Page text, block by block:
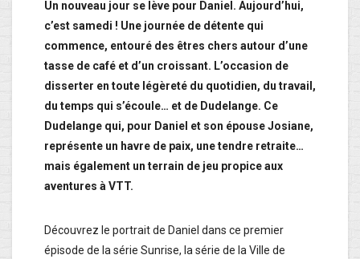
Un nouveau jour se lève pour Daniel. Aujourd’hui,
c’est samedi ! Une journée de détente qui
commence, entouré des êtres chers autour d’une
tasse de café et d’un croissant. L’occasion de
disserter en toute légèreté du quotidien, du travail,
du temps qui s’écoule… et de Dudelange. Ce
Dudelange qui, pour Daniel et son épouse Josiane,
représente un havre de paix, une tendre retraite…
mais également un terrain de jeu propice aux
aventures à VTT.
Découvrez le portrait de Daniel dans ce premier
épisode de la série Sunrise, la série de la Ville de